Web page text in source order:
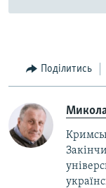
Поділитись